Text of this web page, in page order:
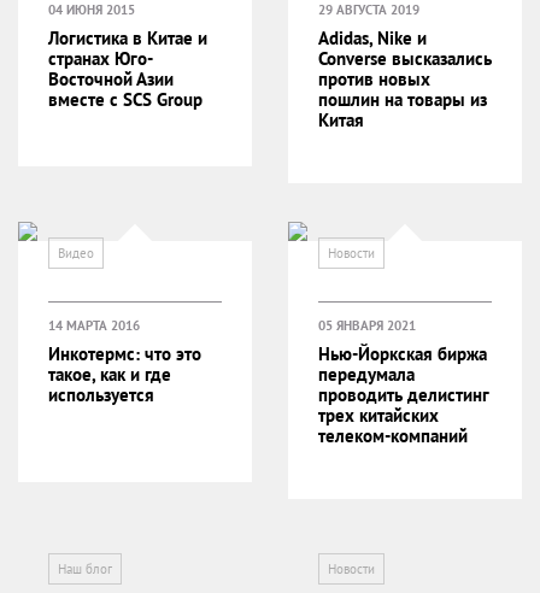
Видео
04 ИЮНЯ 2015
Логистика в Китае и
странах Юго-
Восточной Азии
вместе с SCS Group
Новости
29 АВГУСТА 2019
Adidas, Nike и
Converse высказались
против новых
пошлин на товары из
Китая
Наш блог
14 МАРТА 2016
Инкотермс: что это
такое, как и где
используется
Новости
05 ЯНВАРЯ 2021
Нью-Йоркская биржа
передумала
проводить делистинг
трех китайских
телеком-компаний